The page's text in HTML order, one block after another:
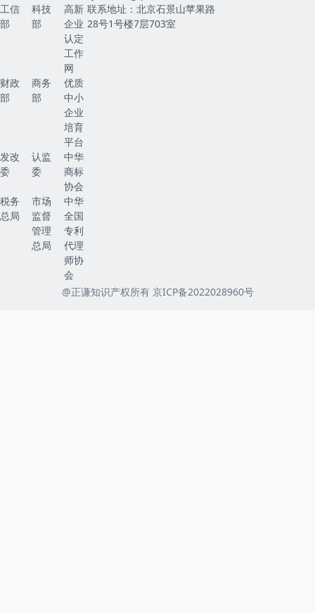
工信
部
科技
部
高新
企业
认定
工作
网
财政
部
商务
部
优质
中小
企业
培育
平台
发改
委
认监
委
中华
商标
协会
税务
总局
市场
监督
管理
总局
中华
全国
专利
代理
师协
会
联系地址：北京石景山苹果路
28号1号楼7层703室
@正谦知识产权所有 京ICP备2022028960号